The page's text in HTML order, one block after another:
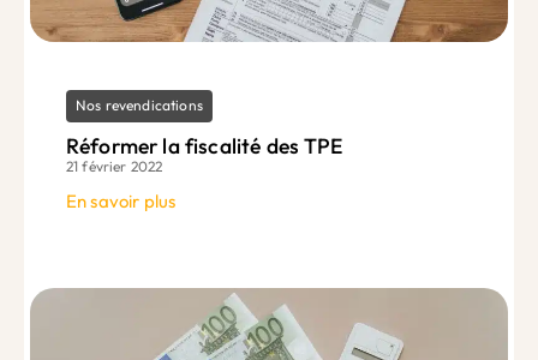
Nos revendications
Réformer la fiscalité des TPE
21 février 2022
En savoir plus